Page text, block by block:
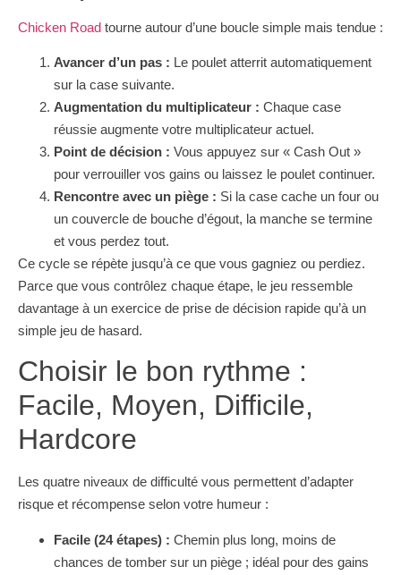
Chicken Road tourne autour d’une boucle simple mais tendue :
Avancer d’un pas : Le poulet atterrit automatiquement
sur la case suivante.
Augmentation du multiplicateur : Chaque case
réussie augmente votre multiplicateur actuel.
Point de décision : Vous appuyez sur « Cash Out »
pour verrouiller vos gains ou laissez le poulet continuer.
Rencontre avec un piège : Si la case cache un four ou
un couvercle de bouche d’égout, la manche se termine
et vous perdez tout.
Ce cycle se répète jusqu’à ce que vous gagniez ou perdiez.
Parce que vous contrôlez chaque étape, le jeu ressemble
davantage à un exercice de prise de décision rapide qu’à un
simple jeu de hasard.
Choisir le bon rythme :
Facile, Moyen, Difficile,
Hardcore
Les quatre niveaux de difficulté vous permettent d’adapter
risque et récompense selon votre humeur :
Facile (24 étapes) : Chemin plus long, moins de
chances de tomber sur un piège ; idéal pour des gains